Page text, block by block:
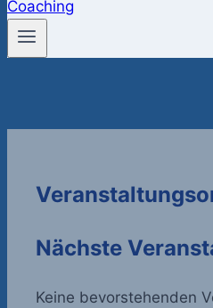
Nächste
Keine bevorstehenden